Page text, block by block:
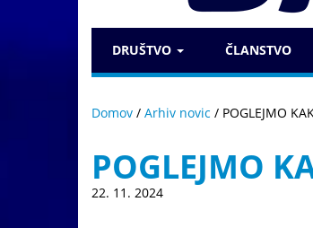
DRUŠTVO ČLANSTVO
Domov / Arhiv novic / POGLEJMO
POGLEJMO
22. 11. 2024